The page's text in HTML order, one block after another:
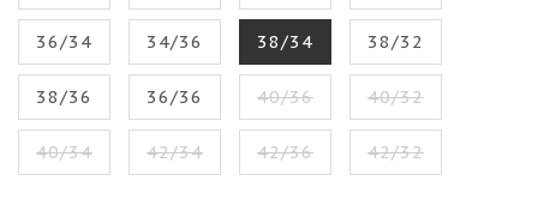
36/34 34/36 38/34 38/32
38/36 36/36 40/36 40/32
40/34 42/34 42/36 42/32